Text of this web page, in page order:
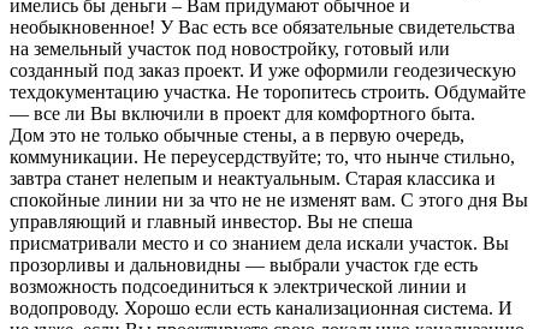
имелись бы деньги – Вам придумают обычное и
необыкновенное! У Вас есть все обязательные свидетельства
на земельный участок под новостройку, готовый или
созданный под заказ проект. И уже оформили геодезическую
техдокументацию участка. Не торопитесь строить. Обдумайте
— все ли Вы включили в проект для комфортного быта.
Дом это не только обычные стены, а в первую очередь,
коммуникации. Не переусердствуйте; то, что нынче стильно,
завтра станет нелепым и неактуальным. Старая классика и
спокойные линии ни за что не не изменят вам. С этого дня Вы
управляющий и главный инвестор. Вы не спеша
присматривали место и со знанием дела искали участок. Вы
прозорливы и дальновидны — выбрали участок где есть
возможность подсоединиться к электрической линии и
водопроводу. Хорошо если есть канализационная система. И